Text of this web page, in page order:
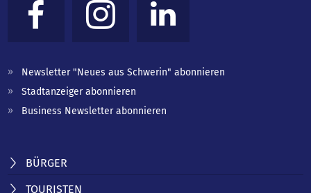
Newsletter "Neues aus Schwerin" abonnieren
Stadtanzeiger abonnieren
Business Newsletter abonnieren
BÜRGER
TOURISTEN